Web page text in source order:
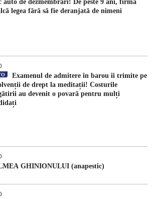
auto de dezmembrări! De peste 9 ani, firma
legea fără să fie deranjată de nimeni
Examenul de admitere în barou îi trimite pe
de drept la meditații! Costurile
au devenit o povară pentru mulți
GHINIONULUI (anapestic)